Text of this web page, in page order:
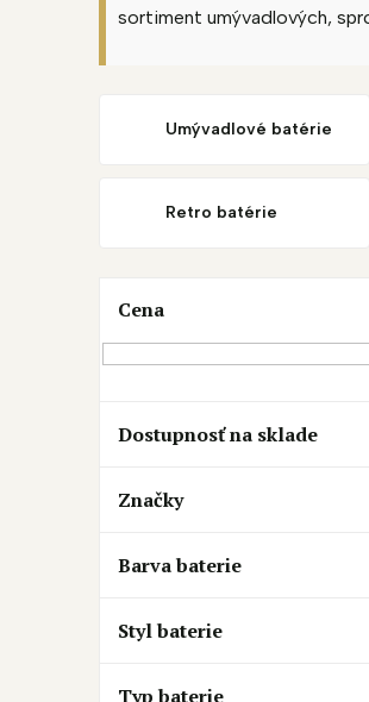
sortiment umývadlových,
Umývadlové batérie
Retro batérie
č
n
Cena
Dostupnosť na sklade
Značky
Barva baterie
Styl baterie
Typ baterie